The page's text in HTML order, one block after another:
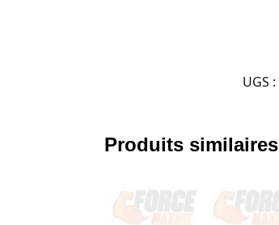
UGS :
Produits similaires